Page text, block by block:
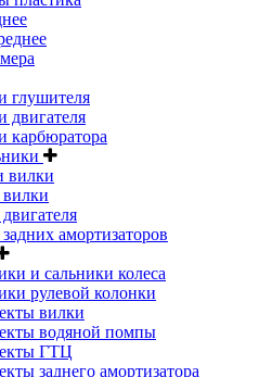
глушителя
двигателя
карбюратора
вилки
амортизаторов
и сальники колеса
рулевой колонки
вилки
водяной помпы
ГТЦ
заднего амортизатора